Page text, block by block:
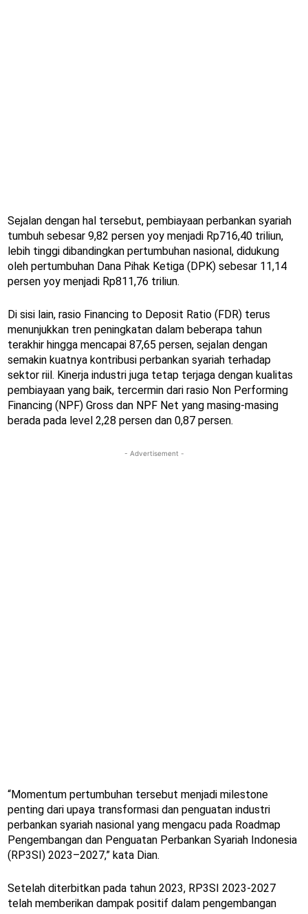
Sejalan dengan hal tersebut, pembiayaan perbankan syariah
tumbuh sebesar 9,82 persen yoy menjadi Rp716,40 triliun,
lebih tinggi dibandingkan pertumbuhan nasional, didukung
oleh pertumbuhan Dana Pihak Ketiga (DPK) sebesar 11,14
persen yoy menjadi Rp811,76 triliun.
Di sisi lain, rasio Financing to Deposit Ratio (FDR) terus
menunjukkan tren peningkatan dalam beberapa tahun
terakhir hingga mencapai 87,65 persen, sejalan dengan
semakin kuatnya kontribusi perbankan syariah terhadap
sektor riil. Kinerja industri juga tetap terjaga dengan kualitas
pembiayaan yang baik, tercermin dari rasio Non Performing
Financing (NPF) Gross dan NPF Net yang masing-masing
berada pada level 2,28 persen dan 0,87 persen.
- Advertisement -
“Momentum pertumbuhan tersebut menjadi milestone
penting dari upaya transformasi dan penguatan industri
perbankan syariah nasional yang mengacu pada Roadmap
Pengembangan dan Penguatan Perbankan Syariah Indonesia
(RP3SI) 2023–2027,” kata Dian.
Setelah diterbitkan pada tahun 2023, RP3SI 2023-2027
telah memberikan dampak positif dalam pengembangan